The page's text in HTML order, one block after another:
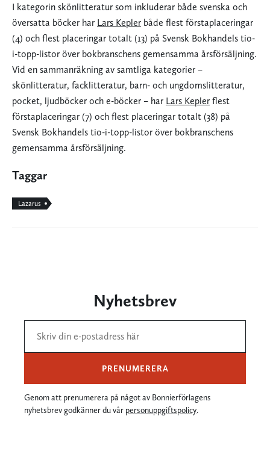
I kategorin skönlitteratur som inkluderar både svenska och
översatta böcker har Lars Kepler både flest förstaplaceringar
(4) och flest placeringar totalt (13) på Svensk Bokhandels tio-
i-topp-listor över bokbranschens gemensamma årsförsäljning.
Vid en sammanräkning av samtliga kategorier –
skönlitteratur, facklitteratur, barn- och ungdomslitteratur,
pocket, ljudböcker och e-böcker – har Lars Kepler flest
förstaplaceringar (7) och flest placeringar totalt (38) på
Svensk Bokhandels tio-i-topp-listor över bokbranschens
gemensamma årsförsäljning.
Taggar
Lazarus
Nyhetsbrev
PRENUMERERA
Genom att prenumerera på något av Bonnierförlagens
nyhetsbrev godkänner du vår personuppgiftspolicy.